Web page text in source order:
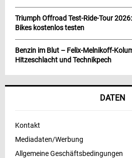
Triumph Offroad Test-Ride-Tour
Bikes kostenlos testen
Benzin im Blut – Felix-Melnikoff-
Hitzeschlacht und Technikpech
DATEN
Kontakt
Mediadaten/Werbung
Allgemeine Geschäftsbedingungen